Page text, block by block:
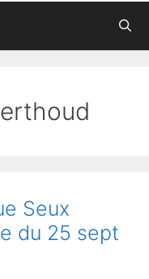
Seux
du 25 sept